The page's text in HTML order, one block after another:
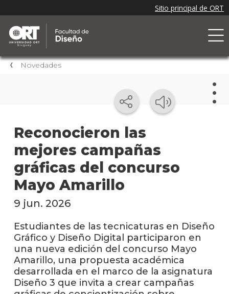
Novedades
Reconocieron las
mejores campañas
gráficas del concurso
Mayo Amarillo
La
9 jun. 2026
Estudiantes de las tecnicaturas en Diseño
Gráfico y Diseño Digital participaron en
una nueva edición del concurso Mayo
Amarillo, una propuesta académica
desarrollada en el marco de la asignatura
Diseño 3 que invita a crear campañas